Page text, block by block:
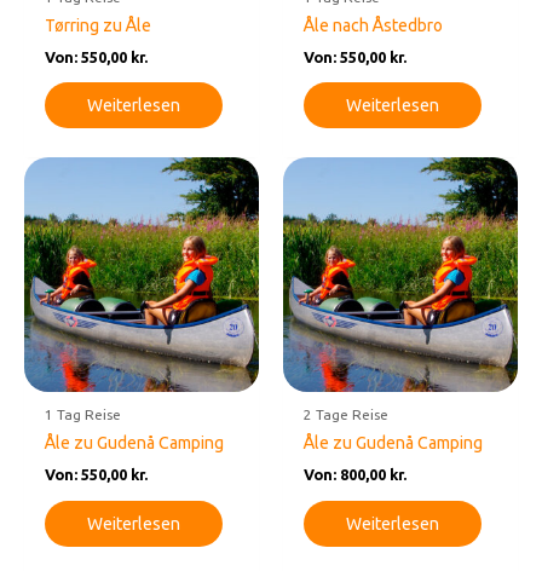
Tørring zu Åle
Von: 550,00 kr.
Weiterlesen
Åle nach Åstedbro
Von: 550,00 kr.
Weiterlesen
1 Tag Reise
Åle zu Gudenå Camping
Von: 550,00 kr.
Weiterlesen
2 Tage Reise
Åle zu Gudenå Camping
Von: 800,00 kr.
Weiterlesen